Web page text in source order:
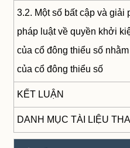
3.2. Một số bất cập và giải
pháp luật về quyền khởi
của cổ đông thiểu số
của cổ đông thiểu số
KẾT LUẬN
DANH MỤC TÀI LIỆU